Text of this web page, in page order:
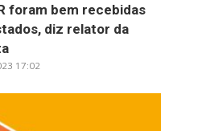
foram bem recebidas
diz relator da
17:02